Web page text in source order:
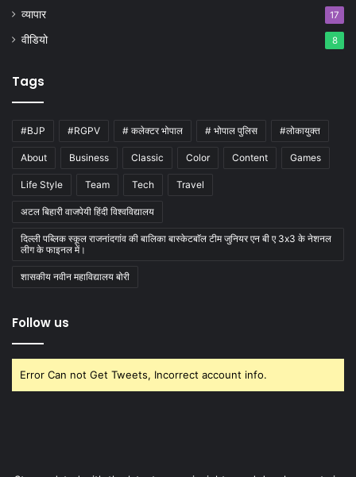
व्यापार 17
वीडियो 8
Tags
#BJP #RGPV # कलेक्टर भोपाल # भोपाल पुलिस #लोकायुक्त
About Business Classic Color Content Games
Life Style Team Tech Travel
अटल बिहारी वाजपेयी हिंदी विश्वविद्यालय
दिल्ली पब्लिक स्कूल राजनांदगांव की बालिका बास्केटबाॅल टीम जुनियर एन बी ए 3x3 के नेशनल
लीग के फाइनल में।
शासकीय नवीन महाविद्यालय बोरी
Follow us
Error Can not Get Tweets, Incorrect account info.